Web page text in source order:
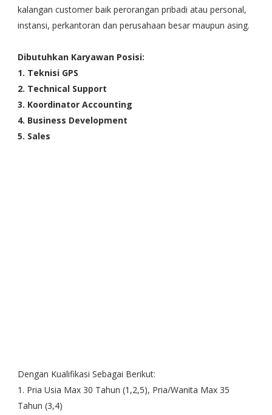
kalangan customer baik perorangan pribadi atau personal,
instansi, perkantoran dan perusahaan besar maupun asing.
Dibutuhkan Karyawan Posisi:
1. Teknisi GPS
2. Technical Support
3. Koordinator Accounting
4. Business Development
5. Sales
Dengan Kualifikasi Sebagai Berikut:
1. Pria Usia Max 30 Tahun (1,2,5), Pria/Wanita Max 35
Tahun (3,4)